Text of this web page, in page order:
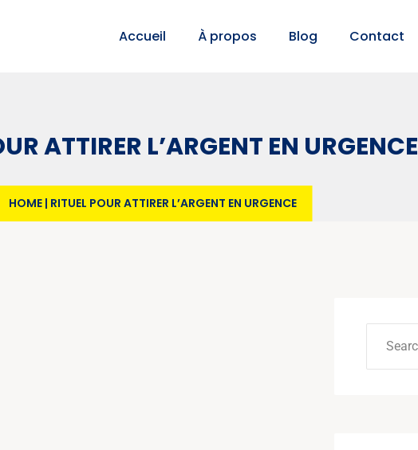
Accueil À propos Blog Contact
ATTIRER L’ARGENT EN URGENCE
HOME| RITUEL POUR ATTIRER L’ARGENT EN URGENCE